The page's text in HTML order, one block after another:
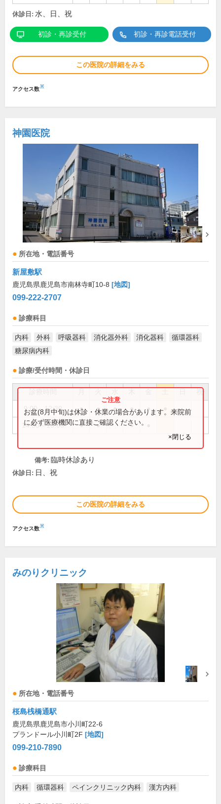
休診日: 水、日、祝
初診・再診受付 初診・再診電話受付
この医院の詳細をみる
アクセス数※
神園医院
所在地・電話番号
新屋敷駅
鹿児島県鹿児島市南林寺町10-8 [地図]
099-222-2707
診療科目
内科 外科 呼吸器科 消化器外科 消化器科
循環器科
糖尿病内科
診療/受付時間・休診日
祝
9:00～12:30 ● ● ● ● ●
14:30～18:00 ● ● ●
お盆(8月中旬)は休診・休業の場合があります。来院前
に必ず医療機関に直接ご確認ください。
×閉じる
備考: 臨時休診あり
休診日: 日、祝
この医院の詳細をみる
アクセス数※
みのりクリニック
所在地・電話番号
桜島桟橋通駅
鹿児島県鹿児島市小川町22-6
プランドール小川町2F [地図]
099-210-7890
診療科目
内科 循環器科 ペインクリニック内科 漢方内科